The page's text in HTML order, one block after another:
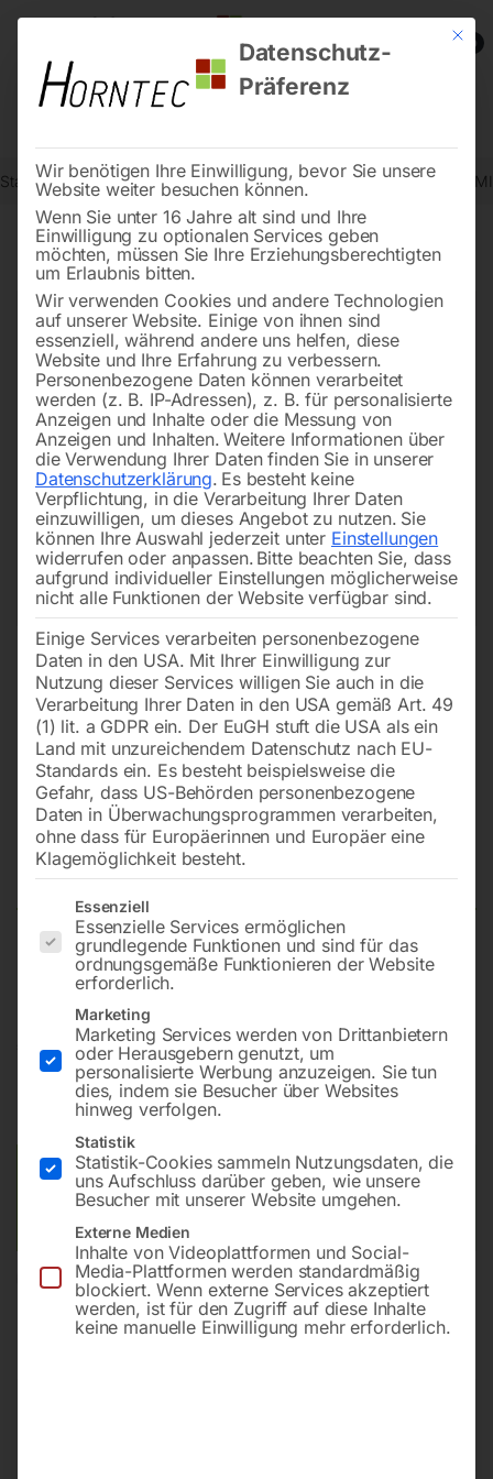
0
Start Schweisstechnologie Schweißzubehör und Verschleißteile
Vorschubeinheit inkl.
Vorschubrolle 1,0/1,2mm
24V/30W/220UpM für PROFI-MIG 272/301/302
540,00
inkl. MwSt. zzgl.Versandkosten
Lieferzeit:ca. 2 - 3 Tage
Versandkosten Standard (Österreich): €10,00
Bitte beachten Sie: Die Versandkosten gelten für Österreich.
Andere Länder können abweichen.
In den Warenkorb
Mit
Datenschutz-
Präferenz
Wir benötigen Ihre Einwilligung, bevor Sie unsere
Website weiter besuchen können.
Wenn Sie unter 16 Jahre alt sind und Ihre
Einwilligung zu optionalen Services geben
möchten, müssen Sie Ihre Erziehungsberechtigten
um Erlaubnis bitten.
Wir verwenden Cookies und andere Technologien
auf unserer Website. Einige von ihnen sind
essenziell, während andere uns helfen, diese
Website und Ihre Erfahrung zu verbessern.
Personenbezogene Daten können verarbeitet
werden (z. B. IP-Adressen), z. B. für personalisierte
Anzeigen und Inhalte oder die Messung von
Anzeigen und Inhalten. Weitere Informationen über
die Verwendung Ihrer Daten finden Sie in unserer
Datenschutzerklärung. Es besteht keine
Verpflichtung, in die Verarbeitung Ihrer Daten
einzuwilligen, um dieses Angebot zu nutzen. Sie
können Ihre Auswahl jederzeit unter Einstellungen
widerrufen oder anpassen. Bitte beachten Sie, dass
aufgrund individueller Einstellungen möglicherweise
nicht alle Funktionen der Website verfügbar sind.
Einige Services verarbeiten personenbezogene
Daten in den USA. Mit Ihrer Einwilligung zur
Nutzung dieser Services willigen Sie auch in die
Verarbeitung Ihrer Daten in den USA gemäß Art. 49
(1) lit. a GDPR ein. Der EuGH stuft die USA als ein
Land mit unzureichendem Datenschutz nach EU-
Standards ein. Es besteht beispielsweise die
Gefahr, dass US-Behörden personenbezogene
Daten in Überwachungsprogrammen verarbeiten,
ohne dass für Europäerinnen und Europäer eine
Klagemöglichkeit besteht.
Es folgt eine Liste der Service-Gruppen, für die eine
Essenziell
Essenzielle Services ermöglichen
grundlegende Funktionen und sind für das
ordnungsgemäße Funktionieren der Website
erforderlich.
Marketing
Marketing Services werden von Drittanbietern
oder Herausgebern genutzt, um
personalisierte Werbung anzuzeigen. Sie tun
dies, indem sie Besucher über Websites
hinweg verfolgen.
Statistik
Statistik-Cookies sammeln Nutzungsdaten, die
uns Aufschluss darüber geben, wie unsere
Besucher mit unserer Website umgehen.
Externe Medien
Inhalte von Videoplattformen und Social-
Media-Plattformen werden standardmäßig
blockiert. Wenn externe Services akzeptiert
werden, ist für den Zugriff auf diese Inhalte
keine manuelle Einwilligung mehr erforderlich.